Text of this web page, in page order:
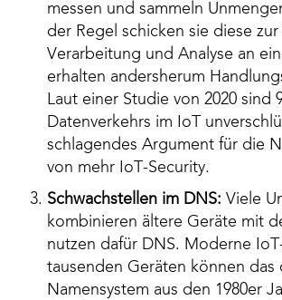
messen und sammeln
der Regel schicken sie diese
Verarbeitung und Analyse an
erhalten andersherum
Laut einer Studie von 2020 sind
Datenverkehrs im IoT
schlagendes Argument für die
von mehr IoT-Security.
Schwachstellen im DNS: Viele
kombinieren ältere Geräte mit
nutzen dafür DNS. Moderne
tausenden Geräten können das
Namensystem aus den 1980er